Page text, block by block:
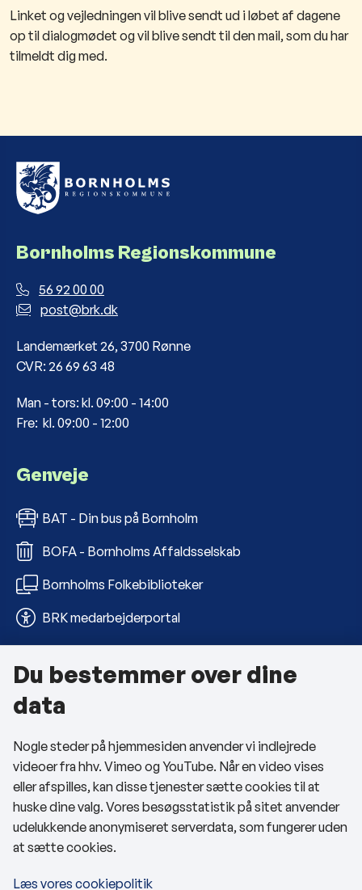
Linket og vejledningen vil blive sendt ud i løbet af dagene
op til dialogmødet og vil blive sendt til den mail, som du har
tilmeldt dig med.
Bornholms Regionskommune
56 92 00 00
post@brk.dk
Landemærket 26, 3700 Rønne
CVR: 26 69 63 48
Man - tors: kl. 09:00 - 14:00
Fre: kl. 09:00 - 12:00
Genveje
BAT - Din bus på Bornholm
BOFA - Bornholms Affaldsselskab
Bornholms Folkebiblioteker
BRK medarbejderportal
Om kommunen
Kontakt os
Telefon- og åbningstider
Tilgængelighedserklæring
Privatlivspolitik
Cookies
Du bestemmer over dine
data
Nogle steder på hjemmesiden anvender vi indlejrede
videoer fra hhv. Vimeo og YouTube. Når en video vises
eller afspilles, kan disse tjenester sætte cookies til at
huske dine valg. Vores besøgsstatistik på sitet anvender
udelukkende anonymiseret serverdata, som fungerer uden
at sætte cookies.
Læs vores cookiepolitik